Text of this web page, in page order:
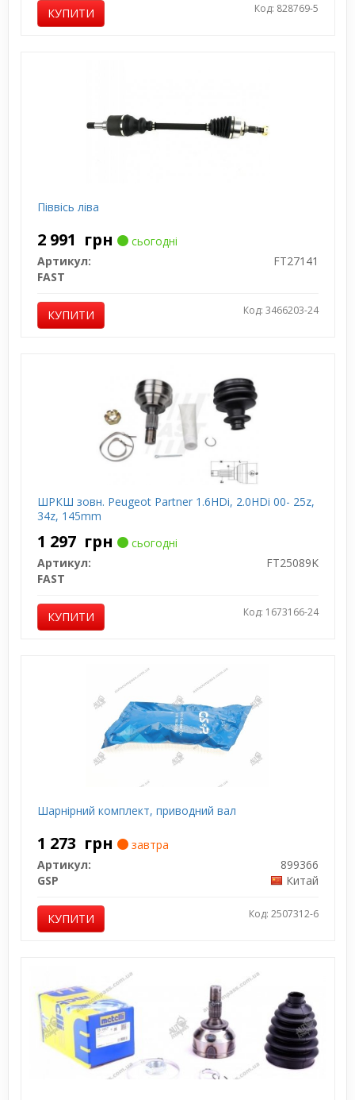
КУПИТИ Код: 828769-5
Піввісь ліва
2 991 грн
сьогодні
Артикул:
FT27141
FAST
КУПИТИ Код: 3466203-24
ШРКШ зовн. Peugeot Partner 1.6HDi, 2.0HDi 00- 25z,
34z, 145mm
1 297 грн
сьогодні
Артикул:
FT25089K
FAST
КУПИТИ Код: 1673166-24
Шарнірний комплект, приводний вал
1 273 грн
завтра
Артикул:
899366
GSP
Китай
КУПИТИ Код: 2507312-6